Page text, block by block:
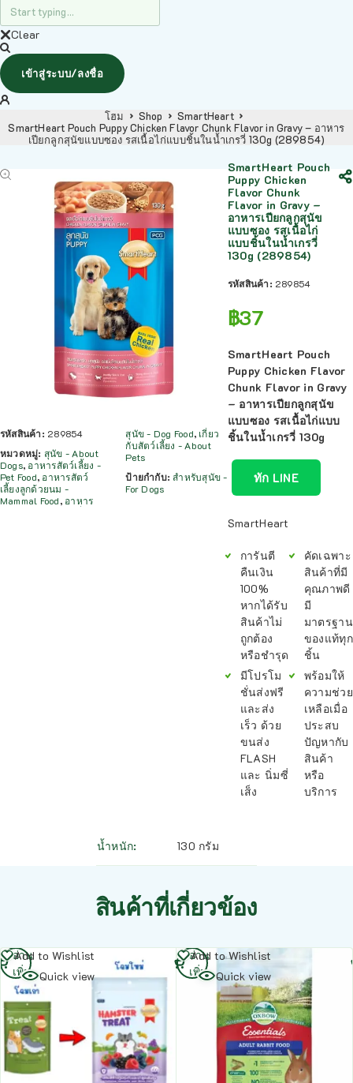
Clear
เข้าสู่ระบบ/ลงชื่อ
โฮม Shop
SmartHeart
SmartHeart Pouch Puppy Chicken Flavor Chunk Flavor in Gravy – อาหาร
เปียกลูกสุนัขแบบซอง รสเนื้อไก่แบบชิ้นในน้ำเกรวี่ 130g (289854)
รหัสสินค้า: 289854
หมวดหมู่: สุนัข - About
Dogs, อาหารสัตว์เลี้ยง -
Pet Food, อาหารสัตว์
เลี้ยงลูกด้วยนม -
Mammal Food, อาหาร
สุนัข - Dog Food, เกี่ยว
กับสัตว์เลี้ยง - About
Pets
ป้ายกำกับ:สำหรับสุนัข -
For Dogs
SmartHeart Pouch
Puppy Chicken
Flavor Chunk
Flavor in Gravy –
อาหารเปียกลูกสุนัข
แบบซอง รสเนื้อไก่
แบบชิ้นในน้ำเกรวี่
130g (289854)
รหัสสินค้า: 289854
฿37
SmartHeart Pouch
Puppy Chicken Flavor
Chunk Flavor in Gravy
– อาหารเปียกลูกสุนัข
แบบซอง รสเนื้อไก่แบบ
ชิ้นในน้ำเกรวี่ 130g
ทัก LINE
SmartHeart
การันตี
คืนเงิน
100%
หากได้รับ
สินค้าไม่
ถูกต้อง
หรือชำรุด
มีโปรโม
ชั่นส่งฟรี
และส่ง
เร็ว ด้วย
ขนส่ง
FLASH
และ นิ่มซี่
เส็ง
คัดเฉพาะ
สินค้าที่มี
คุณภาพดี
มี
มาตรฐาน
ของแท้ทุก
ชิ้น
พร้อมให้
ความช่วย
เหลือเมื่อ
ประสบ
ปัญหากับ
สินค้า
หรือ
บริการ
น้ำหนัก 130 กรัม
สินค้าที่เกี่ยวข้อง
Add to Wishlist
Quick view
อ่าน
เพิ่ม
Add to Wishlist
Quick view
อ่าน
เพิ่ม